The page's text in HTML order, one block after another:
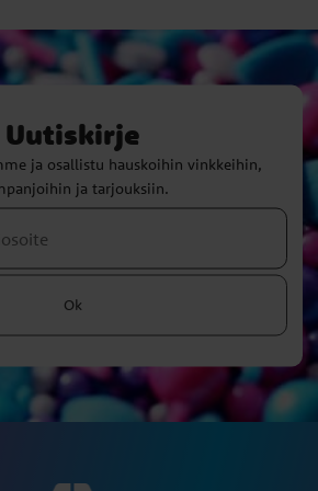
Uutiskirje
ja osallistu hauskoihin vinkkeihin,
ja tarjouksiin.
Ok